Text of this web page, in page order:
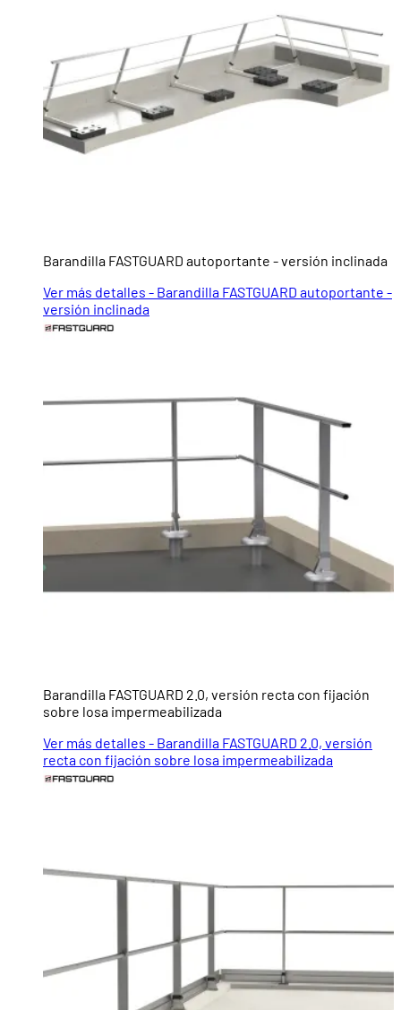
Barandilla FASTGUARD autoportante - versión inclinada
Ver más detalles - Barandilla FASTGUARD autoportante -
versión inclinada
Barandilla FASTGUARD 2.0, versión recta con fijación
sobre losa impermeabilizada
Ver más detalles - Barandilla FASTGUARD 2.0, versión
recta con fijación sobre losa impermeabilizada